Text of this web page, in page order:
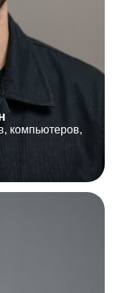
компьютеров,